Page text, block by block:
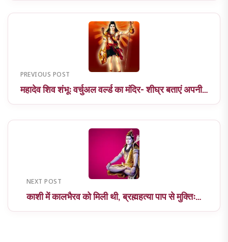
PREVIOUS POST
महादेव शिव शंभूः वर्चुअल वर्ल्ड का मंदिर- शीघ्र बताएं अपनी…
NEXT POST
काशी में कालभैरव को मिली थी, ब्रह्महत्या पाप से मुक्तिः…